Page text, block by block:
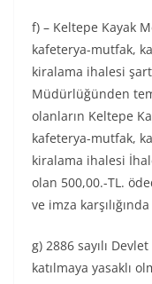
f) – Keltepe Kayak
kafeterya-mutfak,
kiralama ihalesi
Müdürlüğünden
olanların Keltepe
kafeterya-mutfak,
kiralama ihalesi
olan 500,00.-TL.
ve imza
g) 2886 sayılı
katılmaya yasaklı